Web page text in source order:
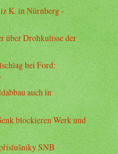
K. in Nürnberg -
über Drohkulisse der
bei Ford:
auch in
blockieren Werk und
SNB